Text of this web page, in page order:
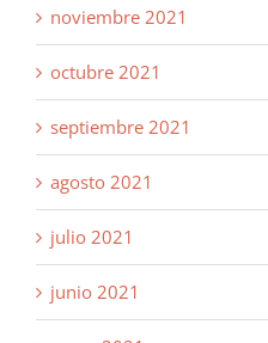
noviembre 2021
octubre 2021
septiembre 2021
agosto 2021
julio 2021
junio 2021